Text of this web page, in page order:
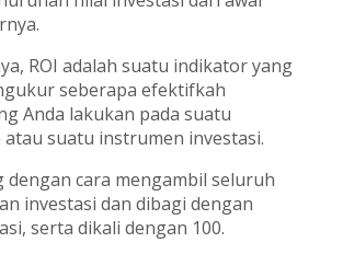
ROI adalah suatu indikator yang
seberapa efektifkah
Anda lakukan pada suatu
suatu instrumen investasi.
dengan cara mengambil seluruh
investasi dan dibagi dengan
serta dikali dengan 100.